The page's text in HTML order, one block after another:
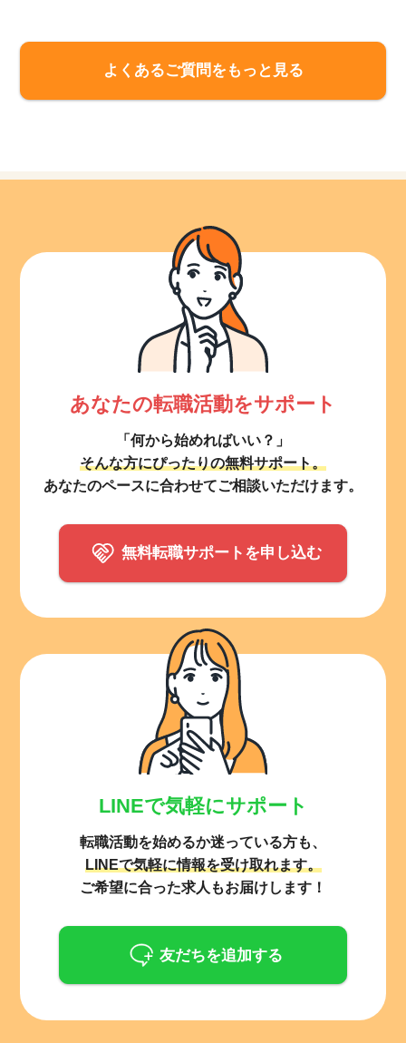
よくあるご質問をもっと見る
あなたの転職活動をサポート
「何から始めればいい？」
そんな方にぴったりの無料サポート。
あなたのペースに合わせてご相談いただけます。
無料転職サポートを申し込む
LINEで気軽にサポート
転職活動を始めるか迷っている方も、
LINEで気軽に情報を受け取れます。
ご希望に合った求人もお届けします！
友だちを追加する